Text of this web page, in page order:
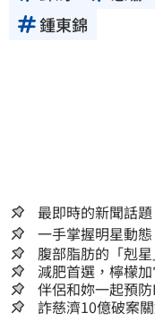
鍾東錦
最即時的新聞話
腹部脂肪的「剋
囊，瘦出小蠻腰
減肥首選，檸檬
人生
伴侶和妳一起預
詐慈濟10億破案